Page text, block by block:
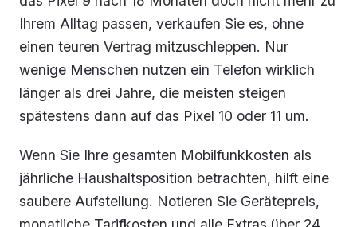
Ihrem Alltag passen, verkaufen Sie es, ohne
einen teuren Vertrag mitzuschleppen. Nur
wenige Menschen nutzen ein Telefon wirklich
länger als drei Jahre, die meisten steigen
spätestens dann auf das Pixel 10 oder 11 um.
Wenn Sie Ihre gesamten Mobilfunkkosten als
jährliche Haushaltsposition betrachten, hilft eine
saubere Aufstellung. Notieren Sie Gerätepreis,